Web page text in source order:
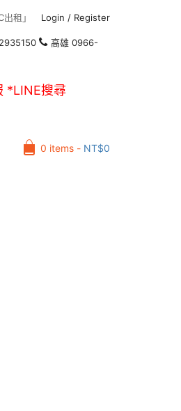
Login / Register
租」
高雄 0966-
*LINE搜尋
0 items - NT$0